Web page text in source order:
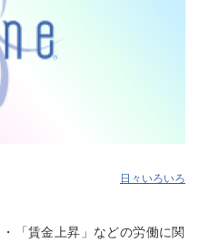
日々いろいろ
「賃金上昇」などの労働に関